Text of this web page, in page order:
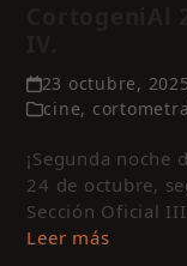
23 octubre, 2025
cine,
¡Segunda
24 de octubre,
Sección Oficial
Leer más